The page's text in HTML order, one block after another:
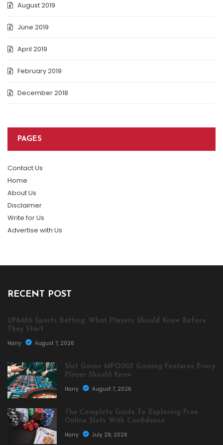
August 2019
June 2019
April 2019
February 2019
December 2018
PAGES
Contact Us
Home
About Us
Disclaimer
Write for Us
Advertise with Us
RECENT POST
UFA656 Sports Betting: What Players Should Know Before
They Start
Harry
August 7, 2026
Slot Gacor MPO007 Gaming Features Every
Player Should Know
Harry
August 7, 2026
The Complete Guide To Exploring Free
Online Slots With Confidence
Harry
July 29, 2026